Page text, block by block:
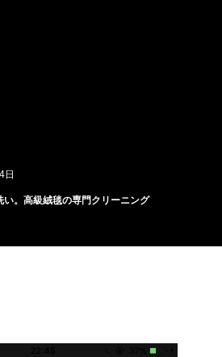
日
。高級絨毯の専門クリーニング